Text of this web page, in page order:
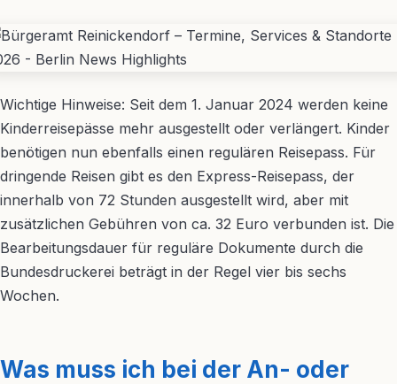
Wichtige Hinweise: Seit dem 1. Januar 2024 werden keine
Kinderreisepässe mehr ausgestellt oder verlängert. Kinder
benötigen nun ebenfalls einen regulären Reisepass. Für
dringende Reisen gibt es den Express-Reisepass, der
innerhalb von 72 Stunden ausgestellt wird, aber mit
zusätzlichen Gebühren von ca. 32 Euro verbunden ist. Die
Bearbeitungsdauer für reguläre Dokumente durch die
Bundesdruckerei beträgt in der Regel vier bis sechs
Wochen.
Was muss ich bei der An- oder